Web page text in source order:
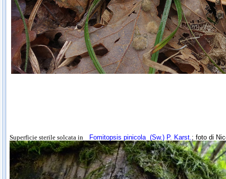
Superficie sterile solcata in Fomitopsis pinicola (Sw.) P. Karst.; foto di